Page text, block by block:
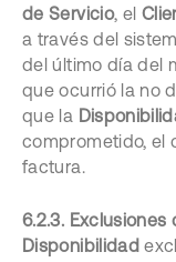
de Servicio, el
a través del
del último día del
que ocurrió la no
que la
comprometido, el
factura.
6.2.3.
Disponibilidad